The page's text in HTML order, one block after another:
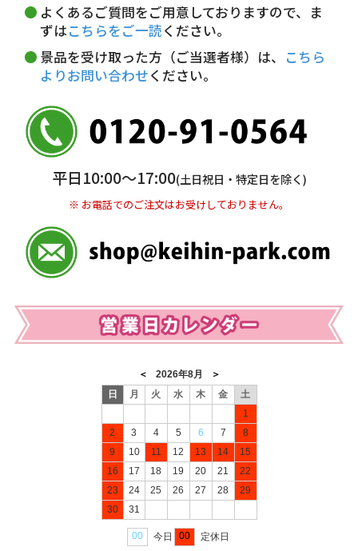
18～20時 19～21時 指定なし
5,000円未満…330円(税込)
銀行振込(前払い)
普通 7263489
＜口座名＞ カ）ディースタイル
※ 振込み手数料お客様ご負担。
よくあるご質問をご用意しておりますので、ま
ずはこちらをご一読ください。
景品を受け取った方（ご当選者様）は、 こちら
よりお問い合わせください。
平日10:00〜17:00(土日祝日・特定日を除く)
※ お電話でのご注文はお受けしておりません。